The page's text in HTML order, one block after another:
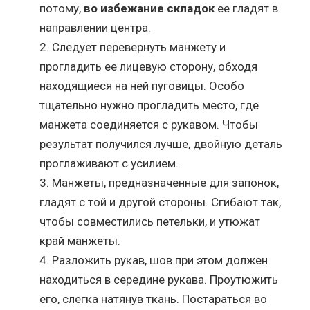
потому, во избежание складок ее гладят в
направлении центра.
Следует перевернуть манжету и
прогладить ее лицевую сторону, обходя
находящиеся на ней пуговицы. Особо
тщательно нужно прогладить место, где
манжета соединяется с рукавом. Чтобы
результат получился лучше, двойную деталь
проглаживают с усилием.
Манжеты, предназначенные для запонок,
гладят с той и другой стороны. Сгибают так,
чтобы совместились петельки, и утюжат
край манжеты.
Разложить рукав, шов при этом должен
находиться в середине рукава. Проутюжить
его, слегка натянув ткань. Постараться во